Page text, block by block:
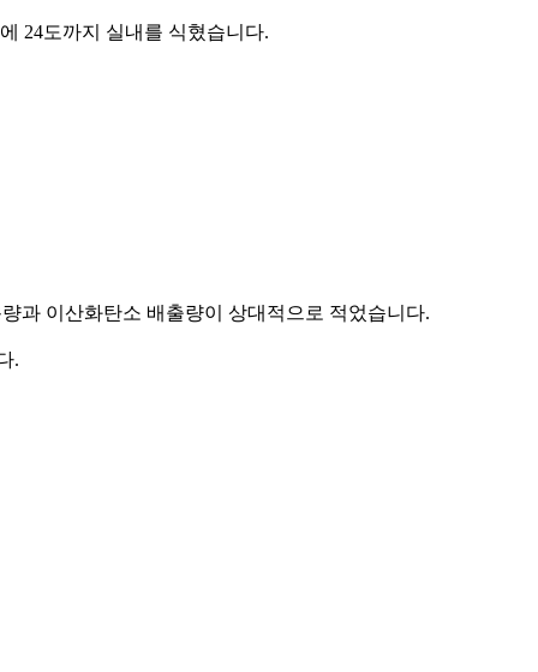
24도까지 실내를 식혔습니다.
과 이산화탄소 배출량이 상대적으로 적었습니다.
.